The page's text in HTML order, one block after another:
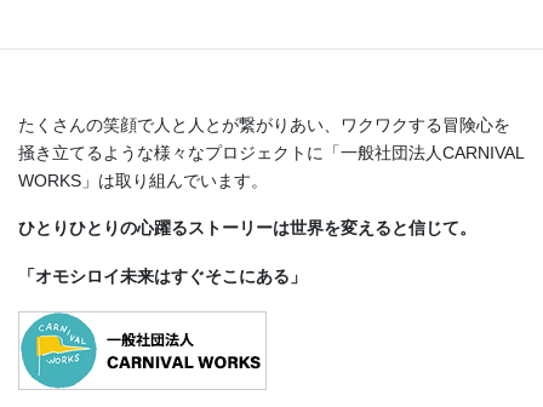
たくさんの笑顔で人と人とが繋がりあい、ワクワクする冒険心を
掻き立てるような様々なプロジェクトに「一般社団法人CARNIVAL
WORKS」は取り組んでいます。
ひとりひとりの心躍るストーリーは世界を変えると信じて。
「オモシロイ未来はすぐそこにある」